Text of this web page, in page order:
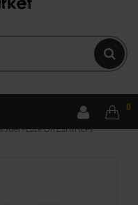
0
Joel - Late On Earth (LP)